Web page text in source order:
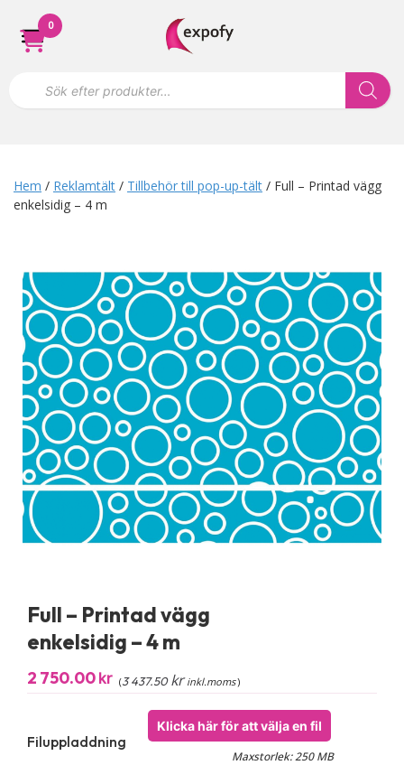
Hoppa
innehåll
s
ö
k
0
Hem / Reklamtält / Tillbehör till pop-up-tält / Full – Printad vägg
enkelsidig – 4 m
Full – Printad vägg
enkelsidig – 4 m
2 750.00kr (3 437.50kr inkl.moms)
Filuppladdning
Klicka här för att välja en fil
Maxstorlek: 250 MB